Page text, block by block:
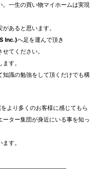
一生の買い物マイホームは実現
あると思います。
Inc.)へ足を運んで頂き
てください。
す。
識の勉強をして頂くだけでも構
より多くのお客様に感じてもら
ター集団が身近にいる事を知っ
す。